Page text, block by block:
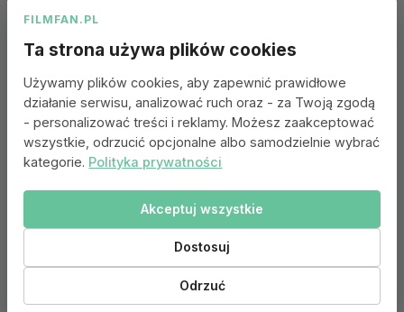
Sci-Fi 2026
Animacje 2026
Romantyczne 2026
Portal:
© 2010–2026 FILMFAN.PL – Film. Nasza wspólna pasja.
Ta strona korzysta z TMDB i API TMDB, ale nie jest przez TMDB wspierana ani
FILMFAN.PL
Ta strona używa plików cookies
Używamy plików cookies, aby zapewnić prawidłowe
działanie serwisu, analizować ruch oraz - za Twoją zgodą
- personalizować treści i reklamy. Możesz zaakceptować
wszystkie, odrzucić opcjonalne albo samodzielnie wybrać
kategorie. Polityka prywatności
Odrzuć
Dostosuj
Akceptuj wszystkie